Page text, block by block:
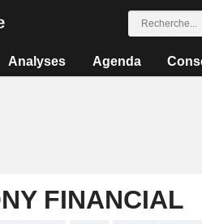
Analyses Agenda
FINANCIAL